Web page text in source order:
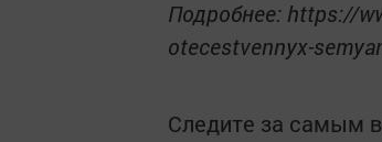
Подробнее: https://
otecestvennyx-
Следите за самым